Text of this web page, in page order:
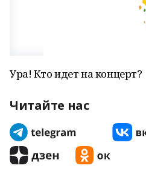
Ура! Кто идет на концерт?
Читайте нас